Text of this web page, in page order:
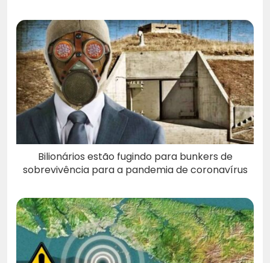
Bilionários estão fugindo para bunkers de
sobrevivência para a pandemia de coronavírus